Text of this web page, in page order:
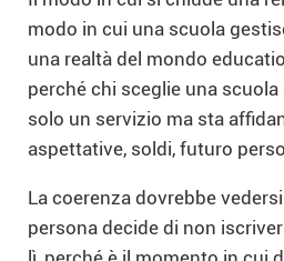
modo in cui una scuola
una realtà del mondo
perché chi sceglie una
solo un servizio ma sta
aspettative, soldi, futuro
La coerenza dovrebbe
persona decide di non